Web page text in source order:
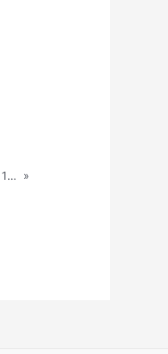
2022.04.16 Remnant 传道学 - 属灵作品战争 (创 1:28) »